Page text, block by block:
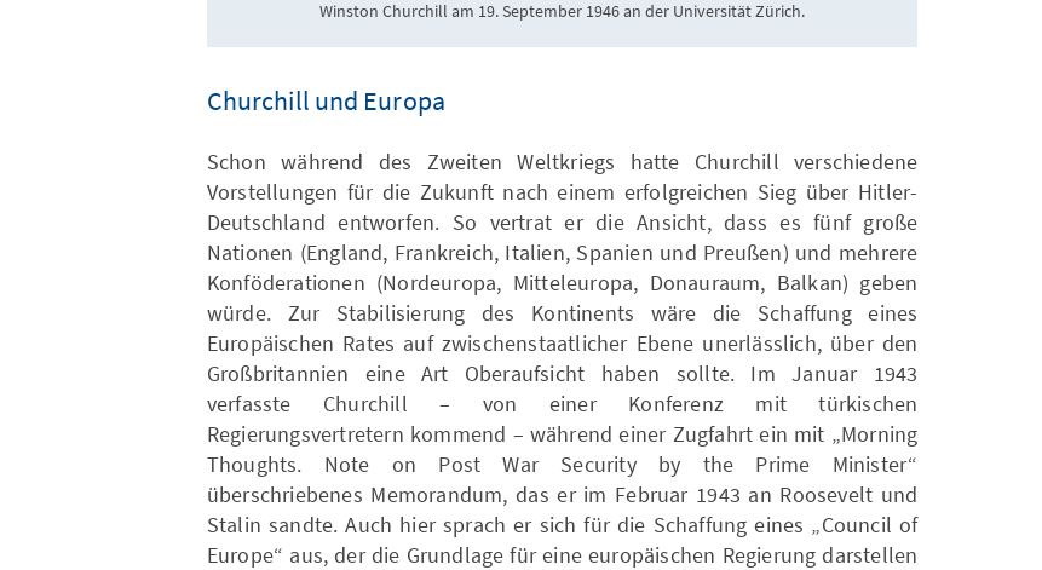
Winston Churchill am 19. September 1946 an der Universität Zürich.
Churchill und Europa
Schon während des Zweiten Weltkriegs hatte Churchill verschiedene
Vorstellungen für die Zukunft nach einem erfolgreichen Sieg über Hitler-
Deutschland entworfen. So vertrat er die Ansicht, dass es fünf große
Nationen (England, Frankreich, Italien, Spanien und Preußen) und mehrere
Konföderationen (Nordeuropa, Mitteleuropa, Donauraum, Balkan) geben
würde. Zur Stabilisierung des Kontinents wäre die Schaffung eines
Europäischen Rates auf zwischenstaatlicher Ebene unerlässlich, über den
Großbritannien eine Art Oberaufsicht haben sollte. Im Januar 1943
verfasste Churchill – von einer Konferenz mit türkischen
Regierungsvertretern kommend – während einer Zugfahrt ein mit „Morning
Thoughts. Note on Post War Security by the Prime Minister“
überschriebenes Memorandum, das er im Februar 1943 an Roosevelt und
Stalin sandte. Auch hier sprach er sich für die Schaffung eines „Council of
Europe“ aus, der die Grundlage für eine europäischen Regierung darstellen